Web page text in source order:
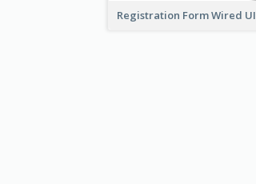
Registration Form Wired UI